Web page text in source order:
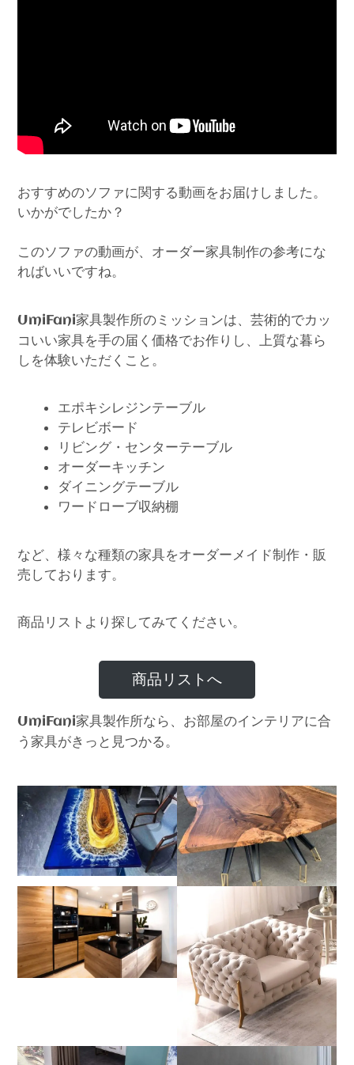
おすすめのソファに関する動画をお届けしました。
いかがでしたか？
このソファの動画が、オーダー家具制作の参考にな
ればいいですね。
UmiFani家具製作所のミッションは、芸術的でカッ
コいい家具を手の届く価格でお作りし、上質な暮ら
しを体験いただくこと。
エポキシレジンテーブル
テレビボード
リビング・センターテーブル
オーダーキッチン
ダイニングテーブル
ワードローブ収納棚
など、様々な種類の家具をオーダーメイド制作・販
売しております。
商品リストより探してみてください。
商品リストへ
UmiFani家具製作所なら、お部屋のインテリアに合
う家具がきっと見つかる。